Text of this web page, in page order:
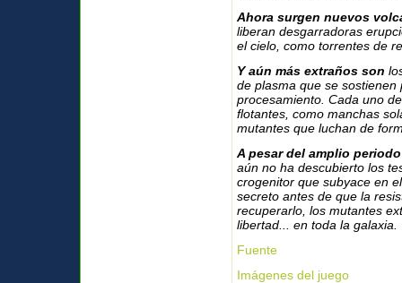
Ahora surgen nuevos
liberan desgarradoras
el cielo, como torrentes de
Y aún más extraños son
de plasma que se
procesamiento. Cada uno
flotantes, como manchas
mutantes que luchan de
A pesar del amplio
aún no ha descubierto los
crogenitor que subyace en
secreto antes de que la
recuperarlo, los mutantes
libertad... en toda la galaxia.
Fuente
Imágenes del juego